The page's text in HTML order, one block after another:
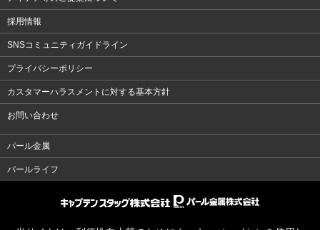
採用情報
SNSコミュニティガイドライン
プライバシーポリシー
カスタマーハラスメントに対する基本方針
お問い合わせ
パール金属
パールライフ